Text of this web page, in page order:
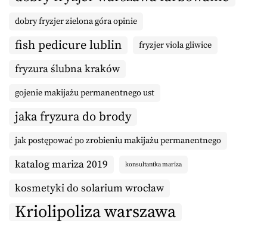
dobry fryzjer zielona góra opinie
fish pedicure lublin fryzjer viola gliwice
fryzura ślubna kraków
gojenie makijażu permanentnego ust
jaka fryzura do brody
jak postępować po zrobieniu makijażu permanentnego
katalog mariza 2019 konsultantka mariza
kosmetyki do solarium wrocław
Kriolipoliza warszawa